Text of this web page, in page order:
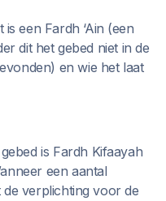
een Fardh ‘Ain (een
dit het gebed niet in de
en wie het laat
is Fardh Kifaayah
een aantal
verplichting voor de